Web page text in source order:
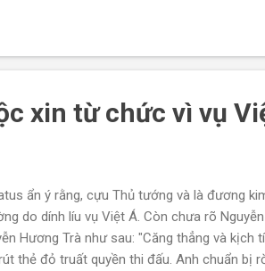
nghị Quốc hội bầu, miễn nhiệm, bãi
xin từ chức vì vụ
ẩn ý rằng, cựu Thủ tướng và là đương
do dính líu vụ Việt Á. Còn chưa rõ
Hương Trà như sau: "Căng thẳng và kịch
thẻ đỏ truất quyền thi đấu. Anh chuẩn bị